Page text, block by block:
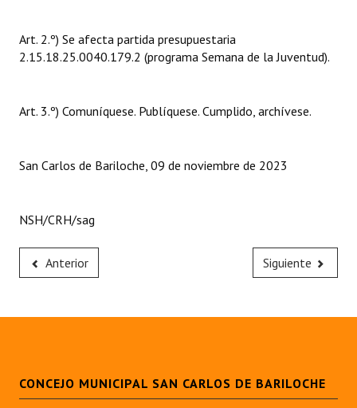
Audiencias Públicas - Registro
Banca del Vecino - Registro
Reconocimientos - Registro
Art. 2.º) Se afecta partida presupuestaria
2.15.18.25.0040.179.2 (programa Semana de la Juventud).
Art. 3.º) Comuníquese. Publíquese. Cumplido, archívese.
San Carlos de Bariloche, 09 de noviembre de 2023
NSH/CRH/sag
Anterior Siguiente
CONCEJO MUNICIPAL SAN CARLOS DE BARILOCHE